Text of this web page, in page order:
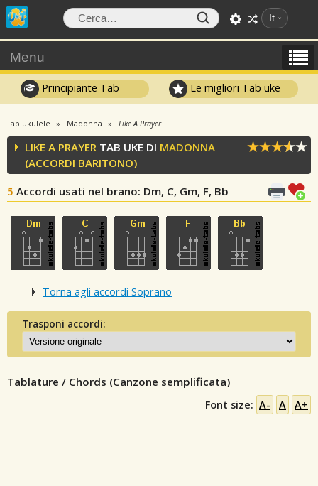
It
Menu
Principiante Tab Le migliori Tab uke
Tab ukulele Madonna Like A Prayer
LIKE A PRAYER TAB UKE DI MADONNA
(ACCORDI BARITONO)
5 Accordi usati nel brano: Dm, C, Gm, F, Bb
Torna agli accordi Soprano
Trasponi accordi:
Tablature / Chords (Canzone semplificata)
Font size: A- A A+